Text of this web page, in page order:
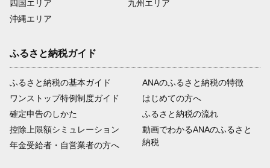
四国エリア
沖縄エリア
九州エリア
ふるさと納税ガイド
ふるさと納税の基本ガイド
ワンストップ特例制度ガイド
確定申告のしかた
控除上限額シミュレーション
年金受給者・自営業者の方へ
ANAのふるさと納税の特徴
はじめての方へ
ふるさと納税の流れ
動画でわかるANAのふるさと
納税